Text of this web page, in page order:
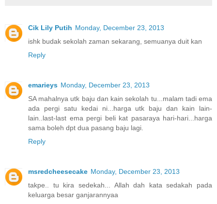
Cik Lily Putih Monday, December 23, 2013
ishk budak sekolah zaman sekarang, semuanya duit kan
Reply
emarieys Monday, December 23, 2013
SA mahalnya utk baju dan kain sekolah tu...malam tadi ema
ada pergi satu kedai ni...harga utk baju dan kain lain-
lain..last-last ema pergi beli kat pasaraya hari-hari...harga
sama boleh dpt dua pasang baju lagi.
Reply
msredcheesecake Monday, December 23, 2013
takpe.. tu kira sedekah... Allah dah kata sedakah pada
keluarga besar ganjarannyaa